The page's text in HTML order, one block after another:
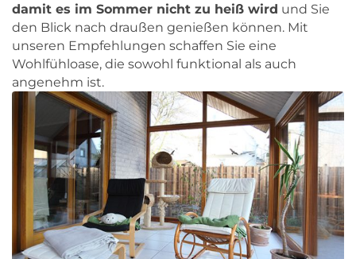
damit es im Sommer nicht zu heiß wird und Sie
den Blick nach draußen genießen können. Mit
unseren Empfehlungen schaffen Sie eine
Wohlfühloase, die sowohl funktional als auch
angenehm ist.